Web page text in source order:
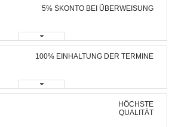
5% SKONTO BEI ÜBERWEISUNG
100% EINHALTUNG DER TERMINE
HÖCHSTE
QUALITÄT